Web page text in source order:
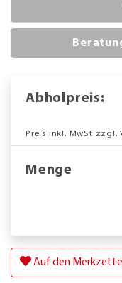
Abholpreis:
Preis inkl. MwSt zzgl.
Menge
Auf den